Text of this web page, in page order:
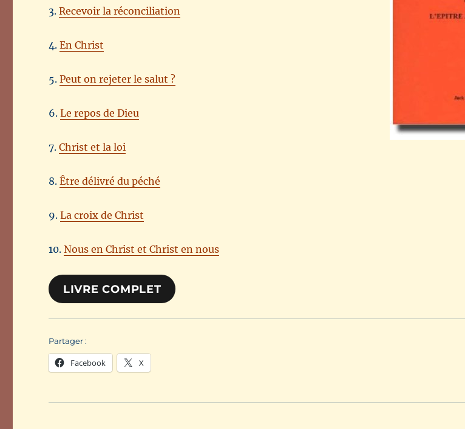
3.Recevoir la réconciliation
4.En Christ
5.Peut on rejeter le salut ?
6.Le repos de Dieu
7.Christ et la loi
8.Être délivré du péché
9.La croix de Christ
10.Nous en Christ et Christ en nous
LIVRE COMPLET
Partager :
Facebook X